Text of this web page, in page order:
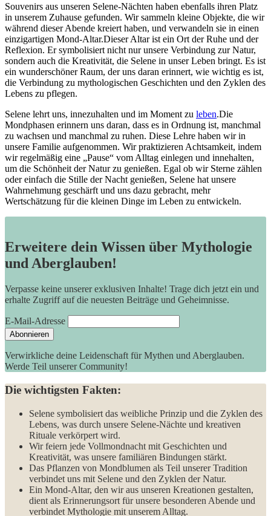
Souvenirs aus unseren Selene-Nächten haben ebenfalls ihren Platz⁢
in unserem Zuhause gefunden. Wir sammeln ⁣kleine Objekte, die wir
​während dieser Abende kreiert ‌haben, und verwandeln ⁢sie in einen
einzigartigen Mond-Altar.Dieser Altar ist ein Ort der Ruhe und der
Reflexion.⁢ Er symbolisiert nicht nur ‍unsere Verbindung zur Natur,
sondern auch die Kreativität, die Selene in unser Leben bringt. Es ist
ein wunderschöner Raum, der uns daran erinnert, wie wichtig‌ es ist,
die Verbindung zu mythologischen Geschichten und den Zyklen des
Lebens zu pflegen.
Selene lehrt uns, innezuhalten und im Moment zu leben.Die
Mondphasen erinnern ‌uns daran, dass es in Ordnung ist, manchmal
zu wachsen und manchmal zu​ ruhen. Diese ​Lehre haben wir in
unsere Familie aufgenommen. Wir praktizieren Achtsamkeit, indem
wir regelmäßig ‌eine „Pause“ vom Alltag ⁣einlegen und innehalten,
um die Schönheit der Natur zu⁢ genießen. Egal ob ⁢wir Sterne‍ zählen
oder einfach die Stille der Nacht ​genießen, Selene hat unsere
Wahrnehmung geschärft und uns dazu gebracht, mehr
Wertschätzung für die kleinen Dinge im Leben zu entwickeln.
Erweitere dein Wissen über Mythologie
und Aberglauben!
Verpasse keine unserer exklusiven Inhalte! Trage dich jetzt ein und
erhalte Zugriff auf die neuesten Beiträge und Geheimnisse.
E-Mail-Adresse
Verwirkliche deine Leidenschaft für Mythen und Aberglauben.
Werde Teil unserer Community!
Die wichtigsten Fakten:
Selene symbolisiert das weibliche Prinzip und die Zyklen des
Lebens, was durch​ unsere Selene-Nächte und kreativen
Rituale verkörpert‍ wird.
Wir feiern jede Vollmondnacht mit Geschichten und⁤
Kreativität, was unsere familiären Bindungen stärkt.
Das Pflanzen von Mondblumen als Teil unserer Tradition
verbindet uns mit Selene und den Zyklen der Natur.
Ein Mond-Altar, den wir aus unseren ‍Kreationen gestalten,
dient als Erinnerungsort für unsere besonderen Abende und
verbindet Mythologie mit unserem Alltag.